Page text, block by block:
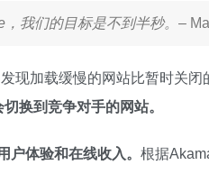
我们的目标是不到半秒。 –
现加载缓慢的网站比暂时关
换到竞争对手的网站。
户体验和在线收入。 根据